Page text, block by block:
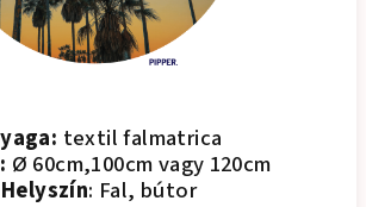
textil falmatrica
Ø 60cm,100cm vagy 120cm
Helyszín: Fal, bútor